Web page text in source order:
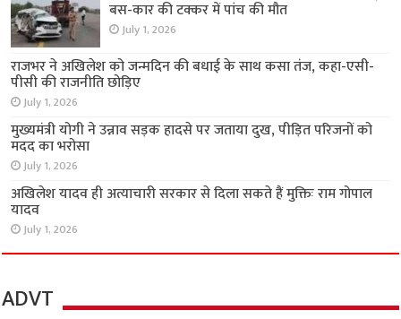
बस-कार की टक्कर में पांच की मौत
July 1, 2026
राजभर ने अखिलेश को जन्मदिन की बधाई के साथ कसा तंज, कहा-एसी-
पीसी की राजनीति छोड़िए
July 1, 2026
मुख्यमंत्री योगी ने उन्नाव सड़क हादसे पर जताया दुख, पीड़ित परिजनों को
मदद का भरोसा
July 1, 2026
अखिलेश यादव ही अत्याचारी सरकार से दिला सकते हैं मुक्तिः राम गोपाल
यादव
July 1, 2026
ADVT